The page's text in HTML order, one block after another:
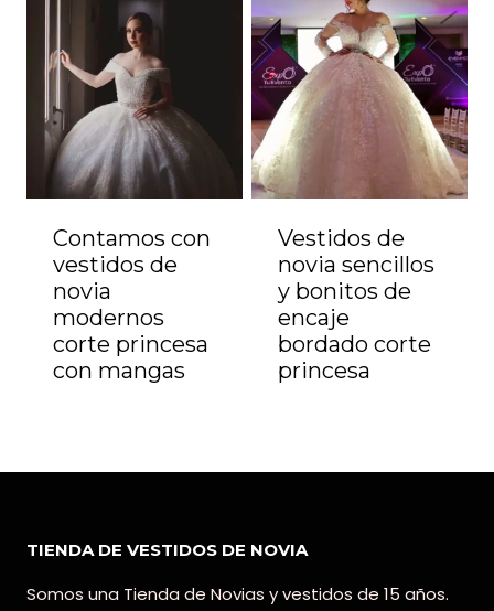
Contamos con
vestidos de
novia
modernos
corte princesa
con mangas
Vestidos de
novia sencillos
y bonitos de
encaje
bordado corte
princesa
TIENDA DE VESTIDOS DE NOVIA
Somos una Tienda de Novias y vestidos de 15 años.